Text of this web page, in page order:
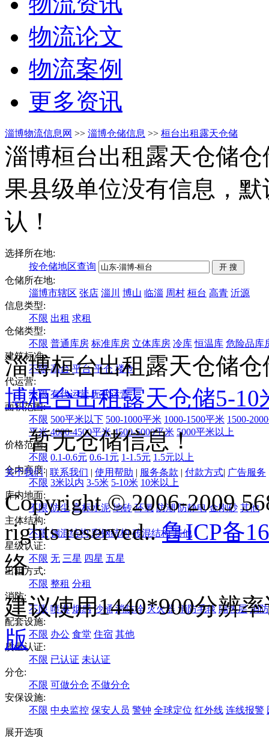
物流论文
物流案例
更多资讯
淄博物流信息网 >> 淄博仓储信息 >> 桓台出租露天仓储
淄博桓台出租露天仓储
果县级单位没有信息，
认！
选择所在地:
按仓储地区查询
仓储所在地:
淄博市辖区 张店 淄川 博山 临淄 周村 桓台 高青 沂源
信息类型:
不限 出租 求租
仓储类型:
不限 普通库房 标准库房 立体库房 冷库 恒温库 危险品库
建筑标准:
不限 高台 平台 平仓 楼仓
代运营:
不限 有代运营 无代运营
面积范围:
不限 500平米以下 500-1000平米 1000-1500平米 1500-
平米 4000-4500平米 4500-5000平米 5000平米以上
价格范围:
不限 0.1-0.6元 0.6-1元 1-1.5元 1.5元以上
仓内高度:
不限 3米以内 3-5米 5-10米 10米以上
库内地面:
不限 防尘 高标水泥 地砖 环氧 防潮 防静电 金刚砂 其他
主体结构:
不限 钢混结构 彩钢结构 砖混结构 其他
星级认证:
不限 无 三星 四星 五星
出租方式:
不限 整租 分租
消防:
不限 喷淋 烟感 沙桶 消防栓 灭火器 消防毛毯 隔热层 消
配套设施:
不限 办公 食堂 住宿 其他
质量认证:
不限 已认证 未认证
分仓:
不限 可做分仓 不做分仓
安保设施:
不限 中央监控 保安人员 警钟 全球定位 红外线 连线报警
展开选项
淄博桓台出租露天仓储仓
博桓台出租露天仓储5-10
暂无仓储信息！
关于我们| 联系我们 | 使用帮助 | 服务条款 | 付款方式| 广告服务
Copyright © 2006-2009
rights reserved..鲁ICP备
络
建议使用1440*900分辨
版